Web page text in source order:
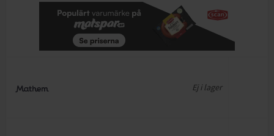
Ej i lager